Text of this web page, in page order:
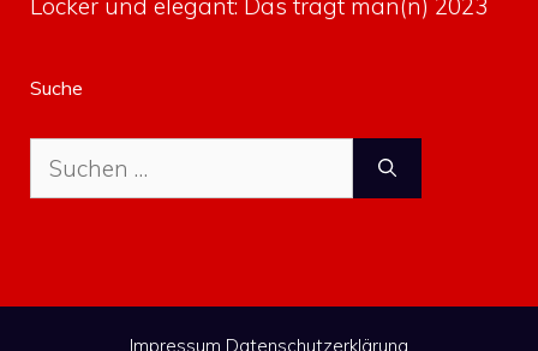
Locker und elegant: Das trägt man(n) 2023
Suche
Suche
nach:
Impressum Datenschutzerklärung